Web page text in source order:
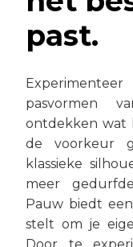
past.
pasvormen
ontdekken wat
de voorkeur
klassieke
meer
Pauw biedt
stelt om je